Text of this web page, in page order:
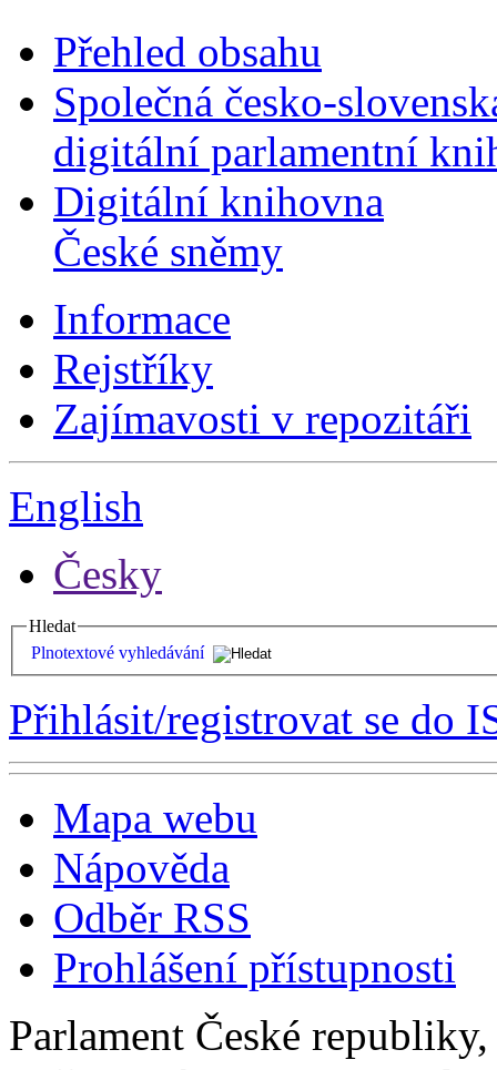
Přehled obsahu
Společná česko-
digitální parlamentní
Digitální knihovna
České sněmy
Informace
Rejstříky
Zajímavosti v repozitáři
English
Česky
Hledat
Plnotextové vyhledávání
Přihlásit/registrovat se do
Mapa webu
Nápověda
Odběr RSS
Prohlášení přístupnosti
Parlament České